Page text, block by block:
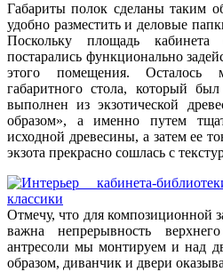
Габариты полок сделаны таким
удобно разместить и деловые
Поскольку площадь
постарались функционально
этого помещения. Осталось
габаритного стола, который
выполнен из экзотической
образом», а именно путем
исходной древесины, а затем ее
экзота прекрасно сошлась с
Отмечу, что для композиционной
важна непрерывность
антресоли мы монтируем и над
образом, диванчик и двери